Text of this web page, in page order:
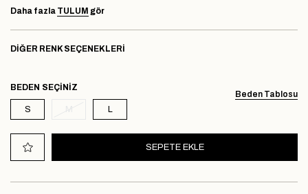
Daha fazla TULUM gör
DIĞER RENK SEÇENEKLERI
Beden Tablosu
BEDEN
S L